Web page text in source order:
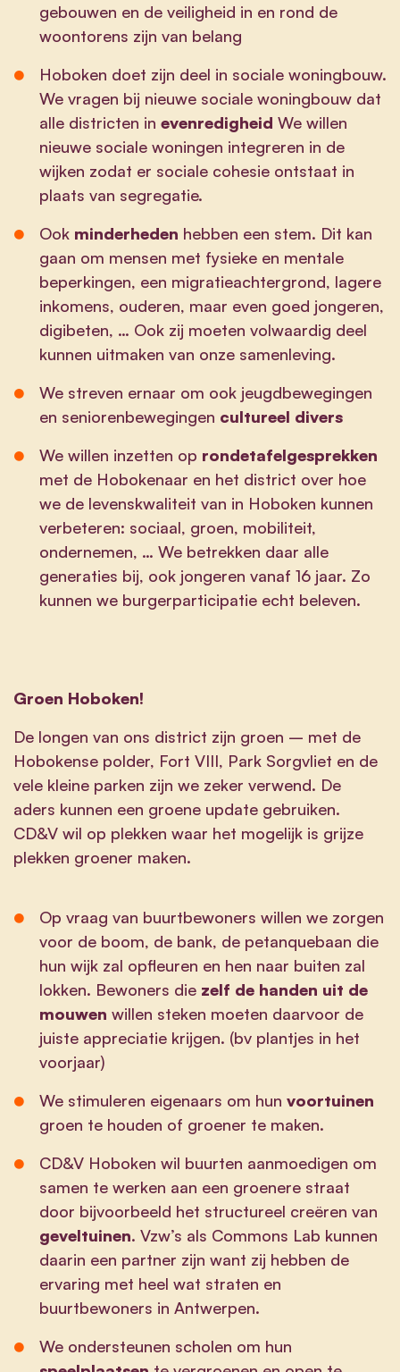
gebouwen en de veiligheid in en rond de
woontorens zijn van belang
Hoboken doet zijn deel in sociale woningbouw.
We vragen bij nieuwe sociale woningbouw dat
alle districten in evenredigheid We willen
nieuwe sociale woningen integreren in de
wijken zodat er sociale cohesie ontstaat in
plaats van segregatie.
Ook minderheden hebben een stem. Dit kan
gaan om mensen met fysieke en mentale
beperkingen, een migratieachtergrond, lagere
inkomens, ouderen, maar even goed jongeren,
digibeten, … Ook zij moeten volwaardig deel
kunnen uitmaken van onze samenleving.
We streven ernaar om ook jeugdbewegingen
en seniorenbewegingen cultureel divers
We willen inzetten op rondetafelgesprekken
met de Hobokenaar en het district over hoe
we de levenskwaliteit van in Hoboken kunnen
verbeteren: sociaal, groen, mobiliteit,
ondernemen, … We betrekken daar alle
generaties bij, ook jongeren vanaf 16 jaar. Zo
kunnen we burgerparticipatie echt beleven.
Groen Hoboken!
De longen van ons district zijn groen – met de
Hobokense polder, Fort VIII, Park Sorgvliet en de
vele kleine parken zijn we zeker verwend. De
aders kunnen een groene update gebruiken.
CD&V wil op plekken waar het mogelijk is grijze
plekken groener maken.
Op vraag van buurtbewoners willen we zorgen
voor de boom, de bank, de petanquebaan die
hun wijk zal opfleuren en hen naar buiten zal
lokken. Bewoners die zelf de handen uit de
mouwen willen steken moeten daarvoor de
juiste appreciatie krijgen. (bv plantjes in het
voorjaar)
We stimuleren eigenaars om hun voortuinen
groen te houden of groener te maken.
CD&V Hoboken wil buurten aanmoedigen om
samen te werken aan een groenere straat
door bijvoorbeeld het structureel creëren van
geveltuinen. Vzw’s als Commons Lab kunnen
daarin een partner zijn want zij hebben de
ervaring met heel wat straten en
buurtbewoners in Antwerpen.
We ondersteunen scholen om hun